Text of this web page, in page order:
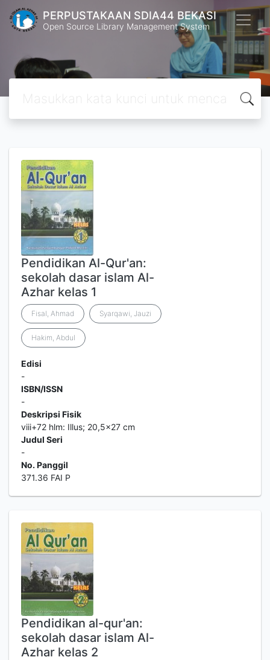
PERPUSTAKAAN SDIA44 BEKASI
Open Source Library Management System
Pendidikan Al-Qur'an:
sekolah dasar islam Al-
Azhar kelas 1
Fisal, Ahmad Syarqawi, Jauzi
Hakim, Abdul
Edisi
-
ISBN/ISSN
-
Deskripsi Fisik
viii+72 hlm: Illus; 20,5x27 cm
Judul Seri
-
No. Panggil
371.36 FAI P
Pendidikan al-qur'an:
sekolah dasar islam Al-
Azhar kelas 2